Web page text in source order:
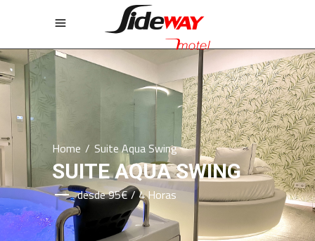
Home/Suite Aqua Swing
SUITE AQUA SWING
desde 95€ / 4 Horas